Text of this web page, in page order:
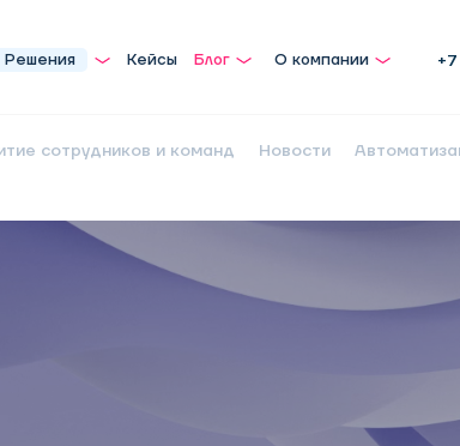
Решения Кейсы Блог О компании
сотрудников и команд Новости